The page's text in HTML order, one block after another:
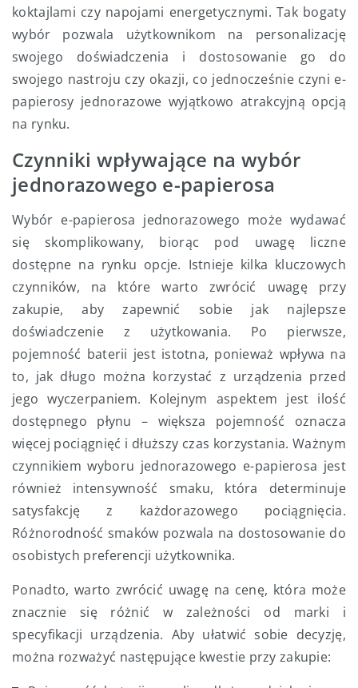
koktajlami czy napojami energetycznymi. Tak bogaty
wybór pozwala użytkownikom na personalizację
swojego doświadczenia i dostosowanie go do
swojego nastroju czy okazji, co jednocześnie czyni e-
papierosy jednorazowe wyjątkowo atrakcyjną opcją
na rynku.
Czynniki wpływające na wybór
jednorazowego e-papierosa
Wybór e-papierosa jednorazowego może wydawać
się skomplikowany, biorąc pod uwagę liczne
dostępne na rynku opcje. Istnieje kilka kluczowych
czynników, na które warto zwrócić uwagę przy
zakupie, aby zapewnić sobie jak najlepsze
doświadczenie z użytkowania. Po pierwsze,
pojemność baterii jest istotna, ponieważ wpływa na
to, jak długo można korzystać z urządzenia przed
jego wyczerpaniem. Kolejnym aspektem jest ilość
dostępnego płynu – większa pojemność oznacza
więcej pociągnięć i dłuższy czas korzystania. Ważnym
czynnikiem wyboru jednorazowego e-papierosa jest
również intensywność smaku, która determinuje
satysfakcję z każdorazowego pociągnięcia.
Różnorodność smaków pozwala na dostosowanie do
osobistych preferencji użytkownika.
Ponadto, warto zwrócić uwagę na cenę, która może
znacznie się różnić w zależności od marki i
specyfikacji urządzenia. Aby ułatwić sobie decyzję,
można rozważyć następujące kwestie przy zakupie: